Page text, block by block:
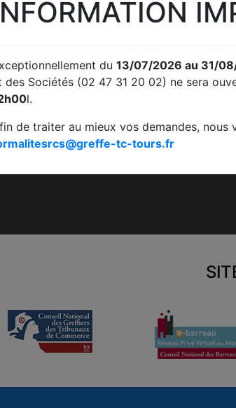
entreprises
UTILE
Calendriers des
Lexique
du 13/07/2026 au 31/
des Sociétés (02 47 31 20 02) ne sera
l.
de traiter au mieux vos demandes,
tc-tours.fr